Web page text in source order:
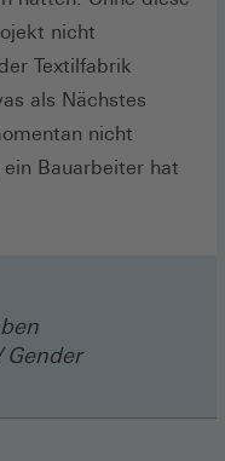
nicht
Textilfabrik
als Nächstes
nicht
Bauarbeiter hat